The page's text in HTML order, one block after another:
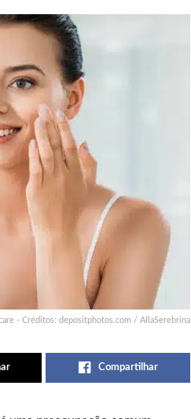
- Créditos: depositphotos.com / AllaSerebrina
Compartilhar